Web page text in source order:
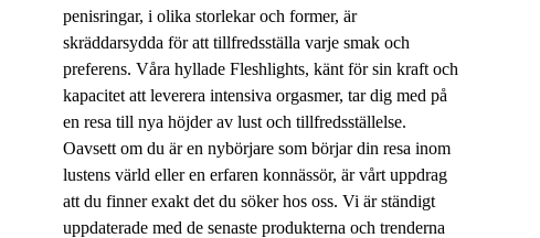
penisringar, i olika storlekar och former, är
skräddarsydda för att tillfredsställa varje smak och
preferens. Våra hyllade Fleshlights, känt för sin kraft och
kapacitet att leverera intensiva orgasmer, tar dig med på
en resa till nya höjder av lust och tillfredsställelse.
Oavsett om du är en nybörjare som börjar din resa inom
lustens värld eller en erfaren konnässör, är vårt uppdrag
att du finner exakt det du söker hos oss. Vi är ständigt
uppdaterade med de senaste produkterna och trenderna